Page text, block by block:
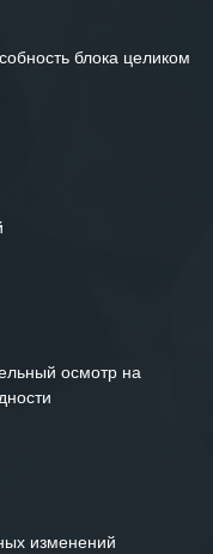
блока целиком
осмотр на
изменений